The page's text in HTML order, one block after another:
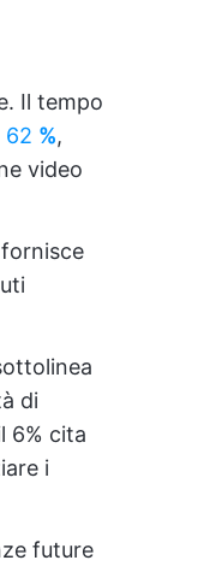
Il tempo
62 %,
video
di
6% cita
i
future